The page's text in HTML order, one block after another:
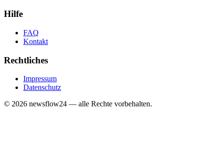
Hilfe
FAQ
Kontakt
Rechtliches
Impressum
Datenschutz
© 2026 newsflow24 — alle Rechte vorbehalten.